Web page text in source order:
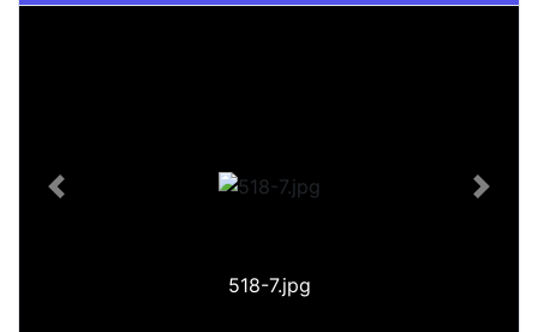
518-7.jpg
Previous Next